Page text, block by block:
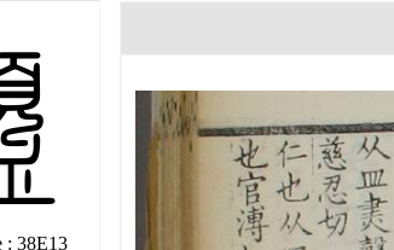
: 38E13